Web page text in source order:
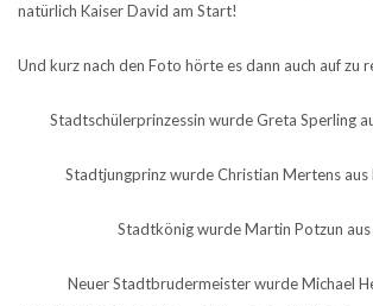
natürlich Kaiser David am Start!
Und kurz nach den Foto hörte es dann auch auf zu
Stadtschülerprinzessin wurde Greta Sperling
Stadtjungprinz wurde Christian Mertens
Stadtkönig wurde Martin Potzun aus
Neuer Stadtbrudermeister wurde Michael